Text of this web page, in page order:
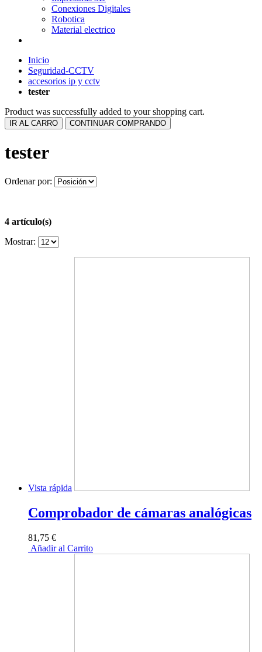
Conexiones Digitales
Robotica
Material electrico
Inicio
Seguridad-CCTV
accesorios ip y cctv
tester
Product was successfully added to your shopping cart.
IR AL CARRO CONTINUAR COMPRANDO
tester
Ordenar por:
4 artículo(s)
Mostrar:
Vista rápida
Comprobador de cámaras analógicas
81,75 €
Añadir al Carrito